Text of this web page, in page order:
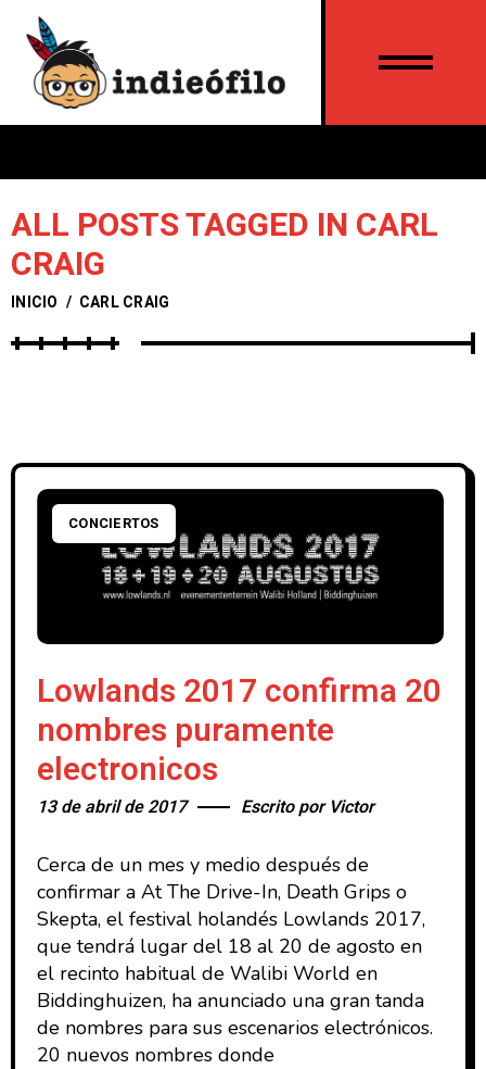
ALL POSTS TAGGED IN CARL
CRAIG
INICIO / CARL CRAIG
CONCIERTOS
Lowlands 2017 confirma 20
nombres puramente
electronicos
13 de abril de 2017 Escrito por Victor
Cerca de un mes y medio después de
confirmar a At The Drive-In, Death Grips o
Skepta, el festival holandés Lowlands 2017,
que tendrá lugar del 18 al 20 de agosto en
el recinto habitual de Walibi World en
Biddinghuizen, ha anunciado una gran tanda
de nombres para sus escenarios electrónicos.
20 nuevos nombres donde